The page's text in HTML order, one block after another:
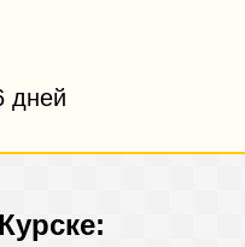
дней